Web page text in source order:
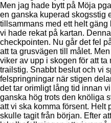
Men jag hade bytt på Möja
en ganska kuperad skogsstig
tillsammans med ett helt
vi hade rekat på kartan.
checkpointen. Nu går det fel
att ta grusvägen till målet.
viker av upp i skogen för att
trailstig. Snabbt beslut och vi
felspringningar när stigen
det tar orimligt lång tid innan
ganska hög trots den knöliga
att vi ska komma försent. Helt
skulle tagit från början. Efter